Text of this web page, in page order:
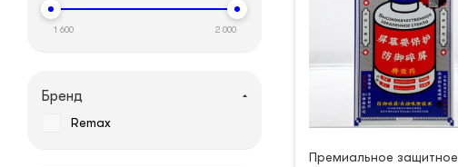
Премиальное защитное
1 600 2 000
Бренд
Remax